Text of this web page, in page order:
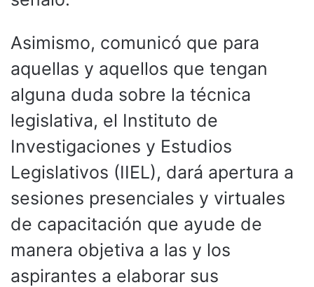
Asimismo, comunicó que para
aquellas y aquellos que tengan
alguna duda sobre la técnica
legislativa, el Instituto de
Investigaciones y Estudios
Legislativos (IIEL), dará apertura a
sesiones presenciales y virtuales
de capacitación que ayude de
manera objetiva a las y los
aspirantes a elaborar sus